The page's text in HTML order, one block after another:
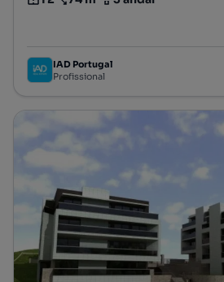
Tipologia
Preço por metro quadrado
Andar
IAD Portugal
Profissional